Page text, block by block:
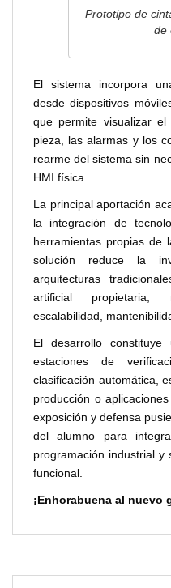
Prototipo de
de
El sistema incorpora
desde dispositivos
que permite visualizar
pieza, las alarmas y los
rearme del sistema sin
HMI física.
La principal aportación
la integración de
herramientas propias de
solución reduce la
arquitecturas
artificial propietaria,
escalabilidad,
El desarrollo
estaciones de
clasificación automática,
producción o
exposición y defensa
del alumno para
programación industrial y
funcional.
¡Enhorabuena al nuevo